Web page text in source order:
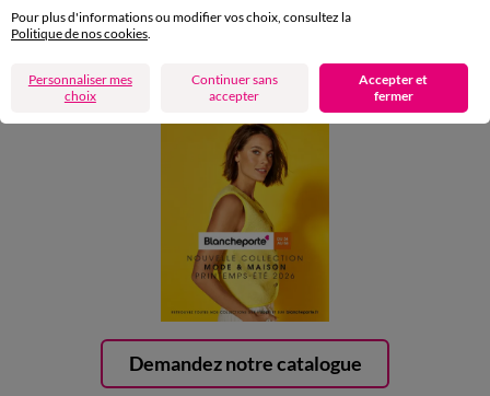
Demandez notre catalogue
Pour plus d'informations ou modifier vos choix, consultez la
Politique de nos cookies
Personnaliser mes
choix
Continuer sans
accepter
Accepter et
fermer